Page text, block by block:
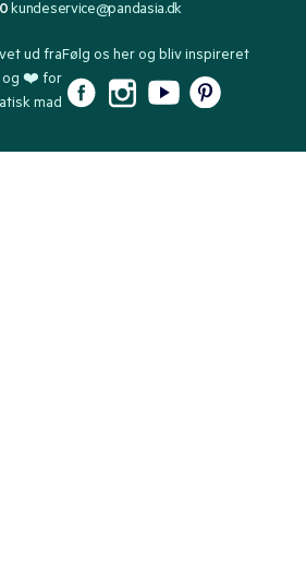
kundeservice@pandasia.dk
ud fra
og ❤️ for
mad
Følg os her og bliv inspireret